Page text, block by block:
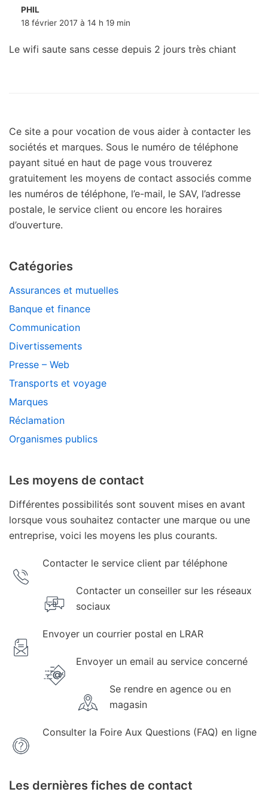
PHIL
18 février 2017 à 14 h 19 min
Le wifi saute sans cesse depuis 2 jours très chiant
Ce site a pour vocation de vous aider à contacter les
sociétés et marques. Sous le numéro de téléphone
payant situé en haut de page vous trouverez
gratuitement les moyens de contact associés comme
les numéros de téléphone, l’e-mail, le SAV, l’adresse
postale, le service client ou encore les horaires
d’ouverture.
Catégories
Assurances et mutuelles
Banque et finance
Communication
Divertissements
Presse – Web
Transports et voyage
Marques
Réclamation
Organismes publics
Les moyens de contact
Différentes possibilités sont souvent mises en avant
lorsque vous souhaitez contacter une marque ou une
entreprise, voici les moyens les plus courants.
Contacter le service client par téléphone
Contacter un conseiller sur les réseaux
sociaux
Envoyer un courrier postal en LRAR
Envoyer un email au service concerné
Se rendre en agence ou en
magasin
Consulter la Foire Aux Questions (FAQ) en ligne
Les dernières fiches de contact